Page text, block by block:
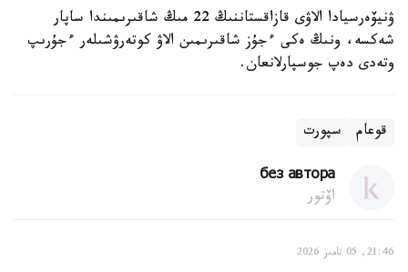
ۋنيۆەرسيادا الاۋى قازاقستاننىڭ 22 مىڭ شاقىرىمىندا ساپار
شەكسە، ونىڭ ەكى ءجۇز شاقىرىمىن الاۋ كوتەرۋشىلەر ءجۇرىپ
وتەدى دەپ جوسپارلانعان.
قوعام سپورت
без автора
اۆتور
21:46, 05 تامىز 2026